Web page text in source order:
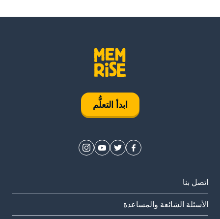
ابدأ التعلُّم
اتصل بنا
الأسئلة الشائعة والمساعدة